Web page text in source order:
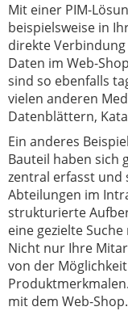
Mit einer PIM-
beispielsweise in
direkte
Daten im Web-
sind so ebenfalls
vielen anderen
Datenblättern,
Ein anderes
Bauteil haben sich
zentral erfasst und
Abteilungen im
strukturierte
eine gezielte
Nicht nur Ihre
von der
mit dem Web-Shop.